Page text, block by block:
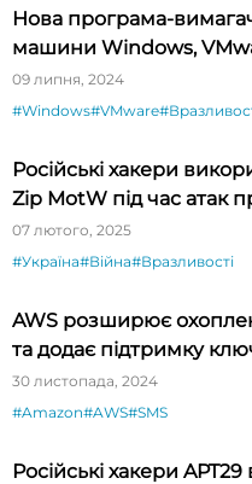
Нова програма-вимагач
машини Windows,
09 липня, 2024
#Windows#VMware
Російські хакери
Zip MotW під час атак
07 лютого, 2025
#Україна#Війна#Вразливості
AWS розширює
та додає підтримку
30 листопада, 2024
#Amazon#AWS#SMS
Російські хакери